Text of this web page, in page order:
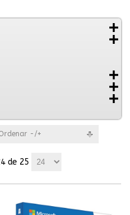
-/+
de 25